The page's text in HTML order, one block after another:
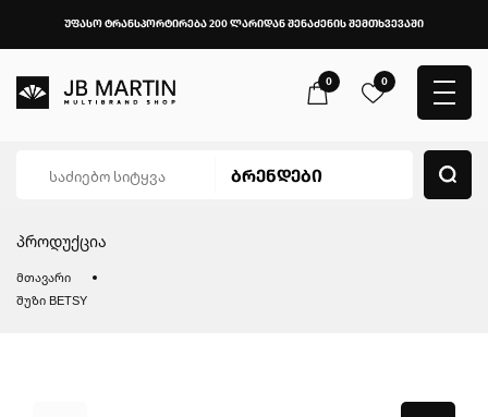
უფასო ტრანსპორტირება 200 ლარიდან შენაძენის შემთხვევაში
0 0
პროდუქცია
მთავარი
შუზი BETSY